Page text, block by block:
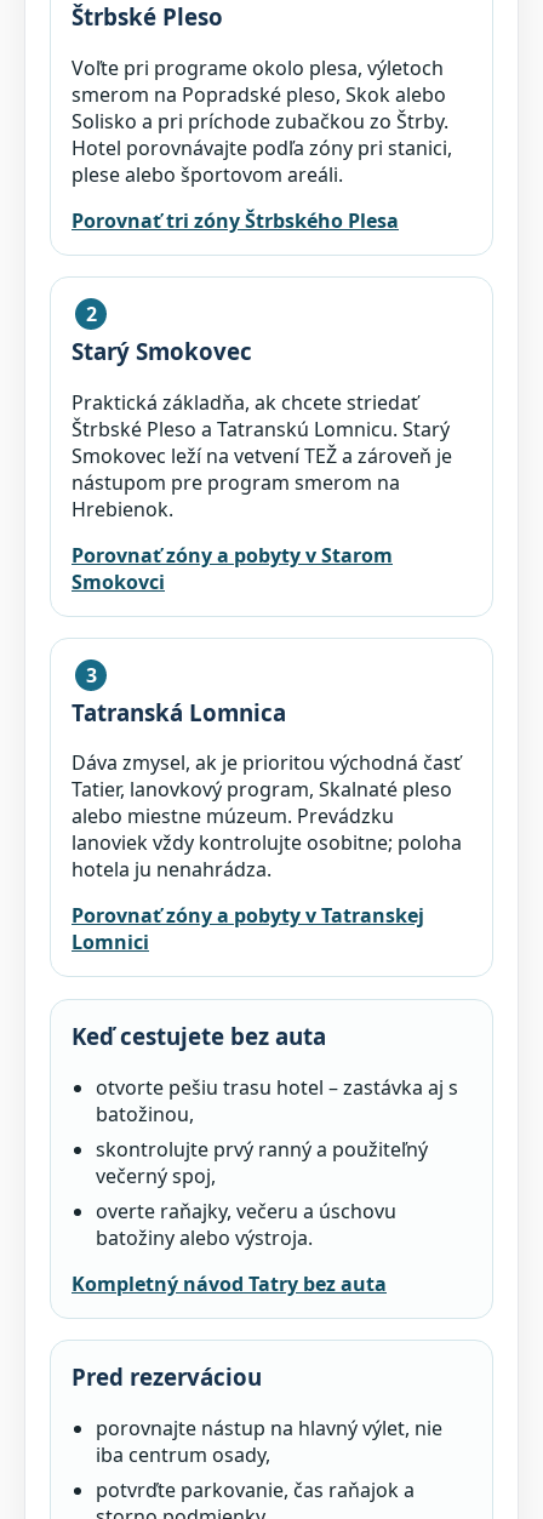
Štrbské Pleso
Voľte pri programe okolo plesa, výletoch
smerom na Popradské pleso, Skok alebo
Solisko a pri príchode zubačkou zo Štrby.
Hotel porovnávajte podľa zóny pri stanici,
plese alebo športovom areáli.
Porovnať tri zóny Štrbského Plesa
2
Starý Smokovec
Praktická základňa, ak chcete striedať
Štrbské Pleso a Tatranskú Lomnicu. Starý
Smokovec leží na vetvení TEŽ a zároveň je
nástupom pre program smerom na
Hrebienok.
Porovnať zóny a pobyty v Starom
Smokovci
3
Tatranská Lomnica
Dáva zmysel, ak je prioritou východná časť
Tatier, lanovkový program, Skalnaté pleso
alebo miestne múzeum. Prevádzku
lanoviek vždy kontrolujte osobitne; poloha
hotela ju nenahrádza.
Porovnať zóny a pobyty v Tatranskej
Lomnici
Keď cestujete bez auta
otvorte pešiu trasu hotel – zastávka aj s
batožinou,
skontrolujte prvý ranný a použiteľný
večerný spoj,
overte raňajky, večeru a úschovu
batožiny alebo výstroja.
Kompletný návod Tatry bez auta
Pred rezerváciou
porovnajte nástup na hlavný výlet, nie
iba centrum osady,
potvrďte parkovanie, čas raňajok a